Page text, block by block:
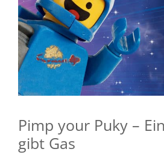
Pimp your Puky –
gibt Gas